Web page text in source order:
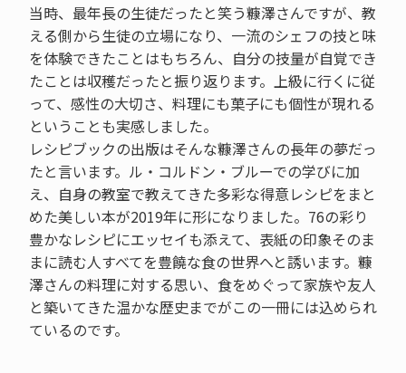
当時、最年長の生徒だったと笑う糠澤さんですが、教
える側から生徒の立場になり、一流のシェフの技と味
を体験できたことはもちろん、自分の技量が自覚でき
たことは収穫だったと振り返ります。上級に行くに従
って、感性の大切さ、料理にも菓子にも個性が現れる
ということも実感しました。
レシピブックの出版はそんな糠澤さんの長年の夢だっ
たと言います。ル・コルドン・ブルーでの学びに加
え、自身の教室で教えてきた多彩な得意レシピをまと
めた美しい本が2019年に形になりました。76の彩り
豊かなレシピにエッセイも添えて、表紙の印象そのま
まに読む人すべてを豊饒な食の世界へと誘います。糠
澤さんの料理に対する思い、食をめぐって家族や友人
と築いてきた温かな歴史までがこの一冊には込められ
ているのです。